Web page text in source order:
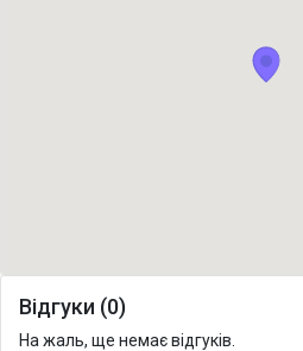
Відгуки (0)
На жаль, ще немає відгуків.